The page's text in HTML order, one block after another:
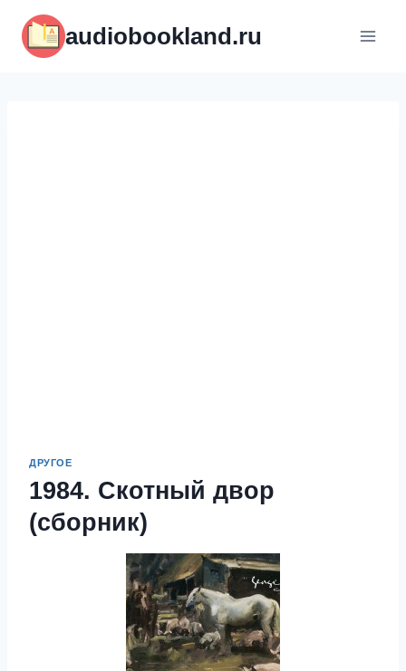
содержимому
audiobookland.ru
ДРУГОЕ
1984. Скотный двор
(сборник)